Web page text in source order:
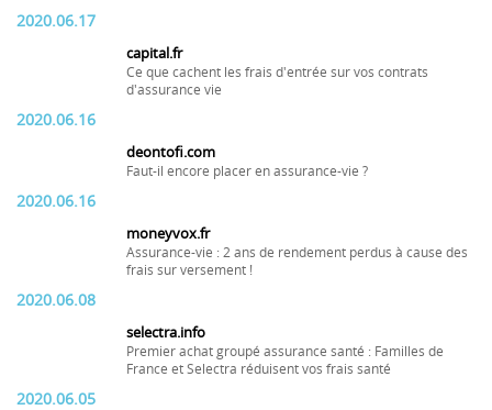
2020.06.17
capital.fr
Ce que cachent les frais d'entrée sur vos contrats
d'assurance vie
2020.06.16
deontofi.com
Faut-il encore placer en assurance-vie ?
2020.06.16
moneyvox.fr
Assurance-vie : 2 ans de rendement perdus à cause des
frais sur versement !
2020.06.08
selectra.info
Premier achat groupé assurance santé : Familles de
France et Selectra réduisent vos frais santé
2020.06.05